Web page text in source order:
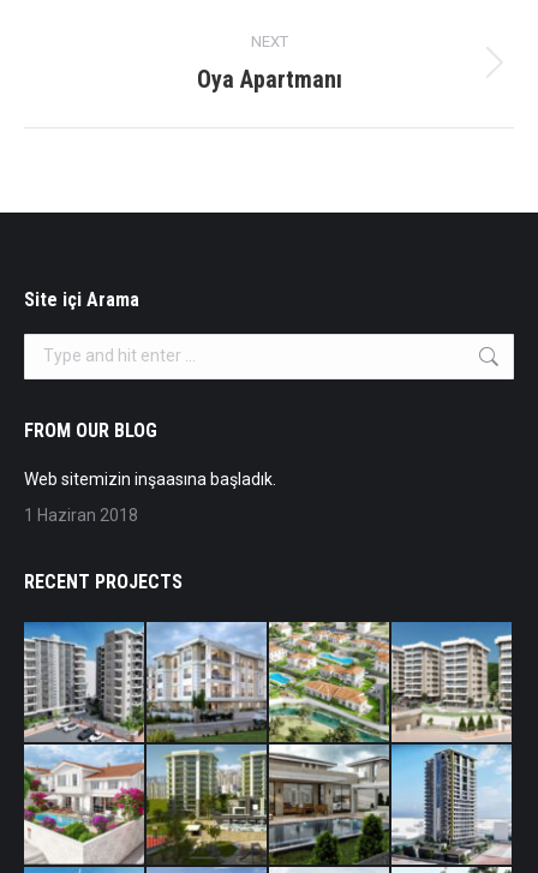
NEXT
Next
Oya Apartmanı
Site içi Arama
Search:
FROM OUR BLOG
Web sitemizin inşaasına başladık.
1 Haziran 2018
RECENT PROJECTS